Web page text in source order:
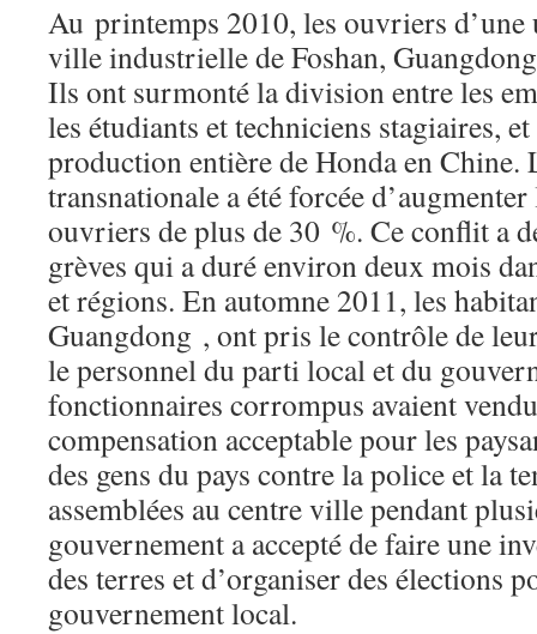
Au printemps 2010, les ouvriers d’une
ville industrielle de Foshan,
Ils ont surmonté la division entre les
les étudiants et techniciens stagiaires,
production entière de Honda en Chine.
transnationale a été forcée d’augmenter
ouvriers de plus de 30 %. Ce conflit a
grèves qui a duré environ deux mois
et régions. En automne 2011, les
Guangdong , ont pris le contrôle de
le personnel du parti local et du
fonctionnaires corrompus avaient
compensation acceptable pour les
des gens du pays contre la police et la
assemblées au centre ville pendant
gouvernement a accepté de faire une
des terres et d’organiser des élections
gouvernement local.